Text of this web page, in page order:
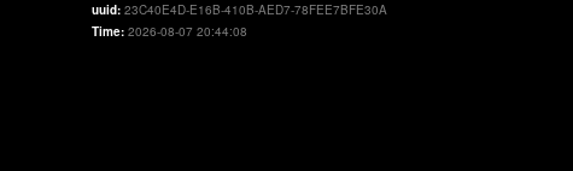
uuid: 23C40E4D-E16B-410B-AED7-78FEE7BFE30A
Time: 2026-08-07 20:44:08